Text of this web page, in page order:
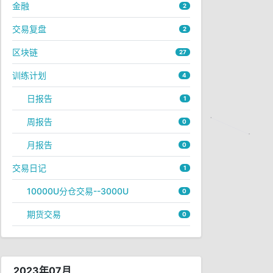
金融 2
交易复盘 2
区块链 27
训练计划 4
日报告 1
周报告 0
月报告 0
交易日记 1
10000U分仓交易--3000U 0
期货交易 0
2023年07月